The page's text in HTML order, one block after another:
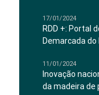
17/01/2024
RDD +: Portal
Demarcada do
11/01/2024
Inovação
da madeira de